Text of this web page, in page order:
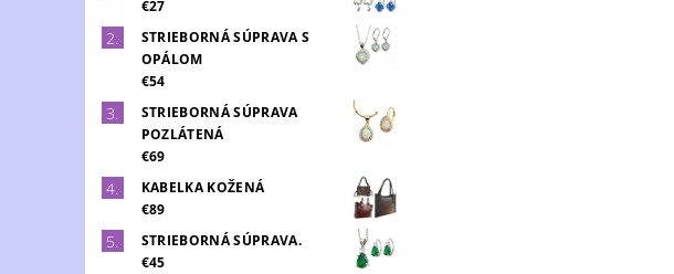
€27
STRIEBORNÁ SÚPRAVA S
OPÁLOM
€54
STRIEBORNÁ SÚPRAVA
POZLÁTENÁ
€69
KABELKA KOŽENÁ
€89
STRIEBORNÁ SÚPRAVA.
€45